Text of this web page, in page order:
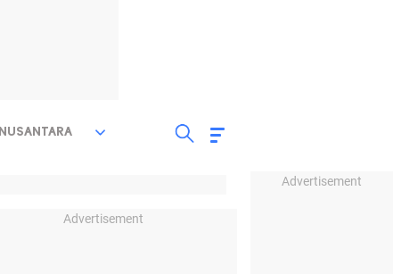
Advertisement
NUSANTARA
Advertisement